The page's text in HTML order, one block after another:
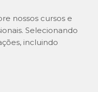
nossos cursos e
Selecionando
incluindo